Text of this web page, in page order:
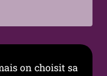
les produits
on choisit sa